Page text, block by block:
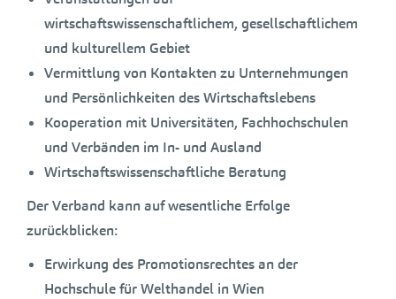
wirtschaftswissenschaftlichem, gesellschaftlichem
und kulturellem Gebiet
Vermittlung von Kontakten zu Unternehmungen
und Persönlichkeiten des Wirtschaftslebens
Kooperation mit Universitäten, Fachhochschulen
und Verbänden im In- und Ausland
Wirtschaftswissenschaftliche Beratung
Der Verband kann auf wesentliche Erfolge
zurückblicken:
Erwirkung des Promotionsrechtes an der
Hochschule für Welthandel in Wien